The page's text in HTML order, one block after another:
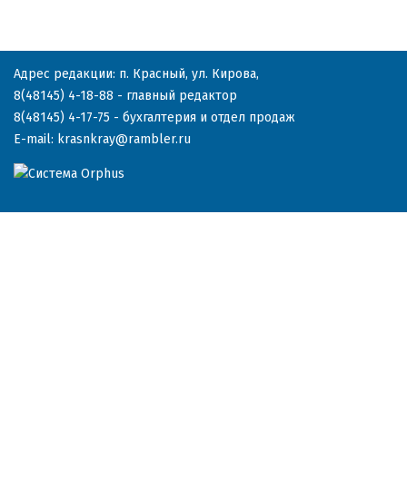
Адрес редакции: п. Красный, ул. Кирова,
8(48145) 4-18-88 - главный редактор
8(48145) 4-17-75 - бухгалтерия и отдел продаж
E-mail: krasnkray@rambler.ru